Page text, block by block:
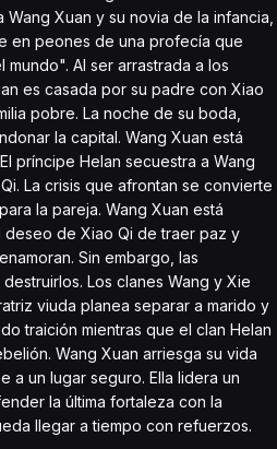
Xuan y su novia de la infancia,
en peones de una profecía que
Al ser arrastrada a los
es casada por su padre con Xiao
pobre. La noche de su boda,
la capital. Wang Xuan está
príncipe Helan secuestra a Wang
La crisis que afrontan se convierte
la pareja. Wang Xuan está
de Xiao Qi de traer paz y
Sin embargo, las
Los clanes Wang y Xie
viuda planea separar a marido y
traición mientras que el clan Helan
Wang Xuan arriesga su vida
a un lugar seguro. Ella lidera un
la última fortaleza con la
llegar a tiempo con refuerzos.